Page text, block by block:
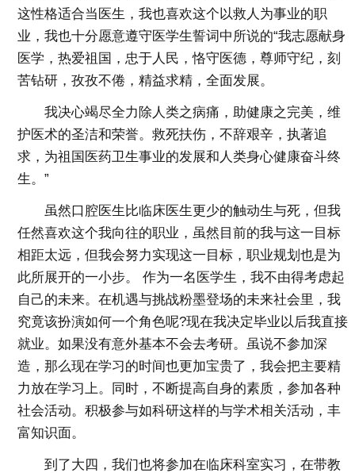
这性格适合当医生，我也喜欢这个以救人为事业的职
业，我也十分愿意遵守医学生誓词中所说的“我志愿献身
医学，热爱祖国，忠于人民，恪守医德，尊师守纪，刻
苦钻研，孜孜不倦，精益求精，全面发展。
我决心竭尽全力除人类之病痛，助健康之完美，维
护医术的圣洁和荣誉。救死扶伤，不辞艰辛，执著追
求，为祖国医药卫生事业的发展和人类身心健康奋斗终
生。”
虽然口腔医生比临床医生更少的触动生与死，但我
任然喜欢这个我向往的职业，虽然目前的我与这一目标
相距太远，但我会努力实现这一目标，职业规划也是为
此所展开的一小步。 作为一名医学生，我不由得考虑起
自己的未来。在机遇与挑战粉墨登场的未来社会里，我
究竟该扮演如何一个角色呢?现在我决定毕业以后我直接
就业。如果没有意外基本不会去考研。虽说不参加深
造，那么现在学习的时间也更加宝贵了，我会把主要精
力放在学习上。同时，不断提高自身的素质，参加各种
社会活动。积极参与如科研这样的与学术相关活动，丰
富知识面。
到了大四，我们也将参加在临床科室实习，在带教